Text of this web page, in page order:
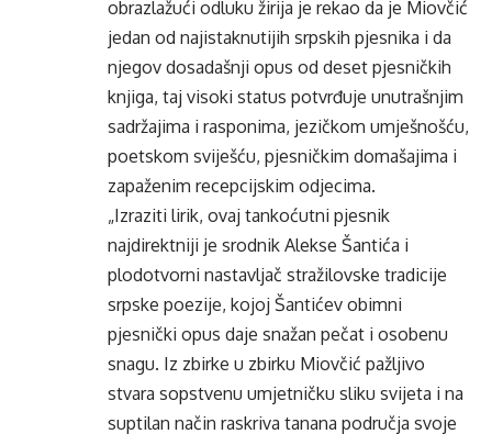
obrazlažući odluku žirija je rekao da je Miovčić
jedan od najistaknutijih srpskih pjesnika i da
njegov dosadašnji opus od deset pjesničkih
knjiga, taj visoki status potvrđuje unutrašnjim
sadržajima i rasponima, jezičkom umješnošću,
poetskom sviješću, pjesničkim domašajima i
zapaženim recepcijskim odjecima.
„Izraziti lirik, ovaj tankoćutni pjesnik
najdirektniji je srodnik Alekse Šantića i
plodotvorni nastavljač stražilovske tradicije
srpske poezije, kojoj Šantićev obimni
pjesnički opus daje snažan pečat i osobenu
snagu. Iz zbirke u zbirku Miovčić pažljivo
stvara sopstvenu umjetničku sliku svijeta i na
suptilan način raskriva tanana područja svoje